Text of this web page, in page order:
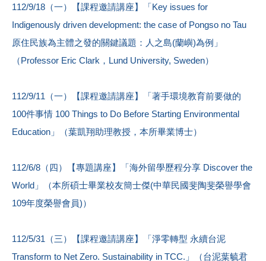
112/9/18（一）【課程邀請講座】「Key issues for
Indigenously driven development: the case of Pongso no Tau
原住民族為主體之發的關鍵議題：人之島(蘭嶼)為例」
（Professor Eric Clark，Lund University, Sweden）
112/9/11（一）【課程邀請講座】「著手環境教育前要做的
100件事情 100 Things to Do Before Starting Environmental
Education」（葉凱翔助理教授，本所畢業博士）
112/6/8（四）【專題講座】「海外留學歷程分享 Discover the
World」（本所碩士畢業校友簡士傑(中華民國斐陶斐榮譽學會
109年度榮譽會員)）
112/5/31（三）【課程邀請講座】「淨零轉型 永續台泥
Transform to Net Zero. Sustainability in TCC.」（台泥葉毓君